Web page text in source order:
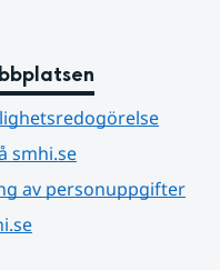
smhi.se
av personuppgifter